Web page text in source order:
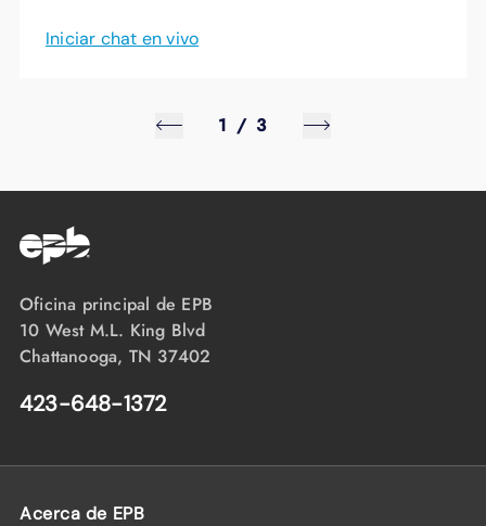
Iniciar chat en vivo
1 / 3
Oficina principal de EPB
10 West M.L. King Blvd
Chattanooga, TN 37402
423-648-1372
Acerca de EPB